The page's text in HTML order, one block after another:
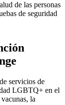
de las personas
de seguridad
servicios de
LGBTQ+ en el
la